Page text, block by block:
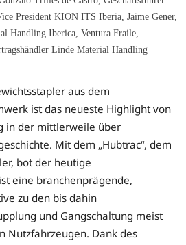
President KION ITS Iberia, Jaime Gener,
Handling Iberica, Ventura Fraile,
Linde Material Handling
aus dem
ist das neueste Highlight von
in der mittlerweile über
Mit dem „Hubtrac“, dem
bot der heutige
eine branchenprägende,
zu den bis dahin
und Gangschaltung meist
Nutzfahrzeugen. Dank des